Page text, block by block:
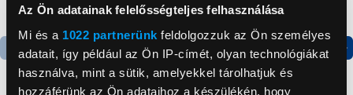
Az Ön adatainak felelősségteljes felhasználása
Mi és a 1022 partnerünk feldolgozzuk az Ön személyes
adatait, így például az Ön IP-címét, olyan technológiákat
használva, mint a sütik, amelyekkel tárolhatjuk és
hozzáférünk az Ön adataihoz a készülékén, hogy
Termék adatlap Termék adatlap